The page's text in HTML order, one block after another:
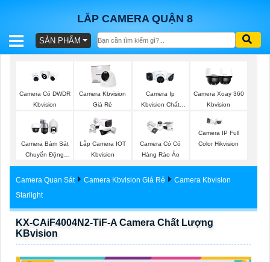
LẮP CAMERA QUẬN 8
BÁO
SẢN
TƯ
VẤN
LẮP
SẢN PHẨM
Camera Có DWDR
Kbvision
Camera Kbvision
Giá Rẻ
Camera Ip
Kbvision Chất
Camera Xoay 360
Kbvision
Camera Bám Sát
Chuyển Động
Kbvision
Lắp Camera IOT
Kbvision
Camera Có Có
Hàng Rào Ảo
Camera IP Full
Color Hikvision
Camera Quan Sát Camera Kbvision Giá Rẻ
Camera Kbvision
Starlight
KX-CAiF4004N2-TiF-A Camera Chất Lượng
KBvision